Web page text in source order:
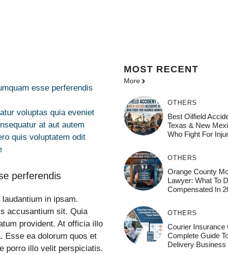
esse perferendis
voluptas quia eveniet
at aut autem
quis voluptatem odit
perferendis
in ipsam.
accusantium sit. Quia
provident. At officia illo
Esse ea dolorum quos et
porro illo velit perspiciatis.
MOST RECENT
More
OTHERS
Best Oilfield
Texas & New
Who Fight For
OTHERS
Orange County
Lawyer: What To
Compensated In
OTHERS
Courier Insurance
Complete Guide
Delivery Business